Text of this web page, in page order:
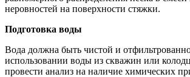
неровностей на поверхности стяжки.
Подготовка воды
Вода должна быть чистой и
использовании воды из скважин или
провести анализ на наличие химических